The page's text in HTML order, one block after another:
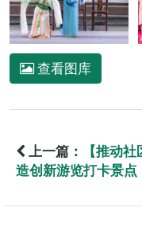
查看图库
上一篇：
【推动
造创新游览打卡景点